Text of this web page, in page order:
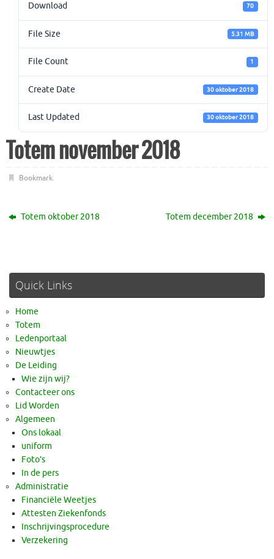
Download 70
File Size 5.31 MB
File Count 1
Create Date 30 oktober 2018
Last Updated 30 oktober 2018
Totem november 2018
Bookmark.
Totem oktober 2018 Totem december 2018
Quick Links
Home
Totem
Ledenportaal
Nieuwtjes
De Leiding
Wie zijn wij?
Contacteer ons
Lid Worden
Algemeen
Ons lokaal
uniform
Foto’s
In de pers
Administratie
Financiële Weetjes
Attesten Ziekenfonds
Inschrijvingsprocedure
Verzekering